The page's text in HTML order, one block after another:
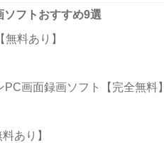
フトおすすめ9選
料あり】
画面録画ソフト【完全無料】
あり】